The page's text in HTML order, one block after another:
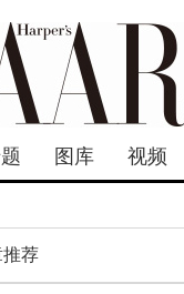
图库 视频
荐